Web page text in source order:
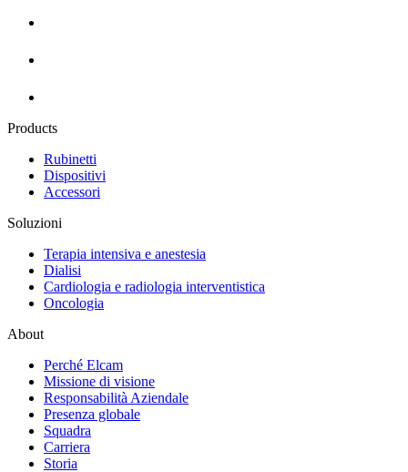
Products
Rubinetti
Dispositivi
Accessori
Soluzioni
Terapia intensiva e anestesia
Dialisi
Cardiologia e radiologia interventistica
Oncologia
About
Perché Elcam
Missione di visione
Responsabilità Aziendale
Presenza globale
Squadra
Carriera
Storia